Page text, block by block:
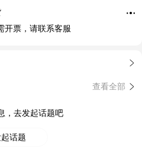
开票，请联系客服
查看全部
，去发起话题吧
话题